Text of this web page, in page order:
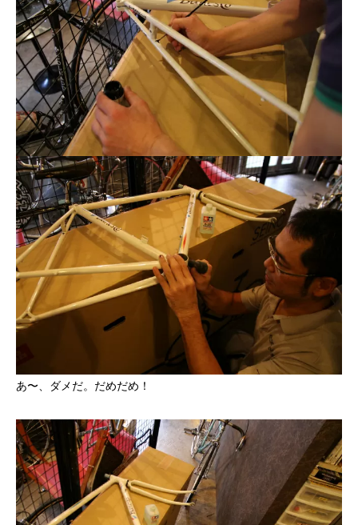
あ〜、ダメだ。だめだめ！